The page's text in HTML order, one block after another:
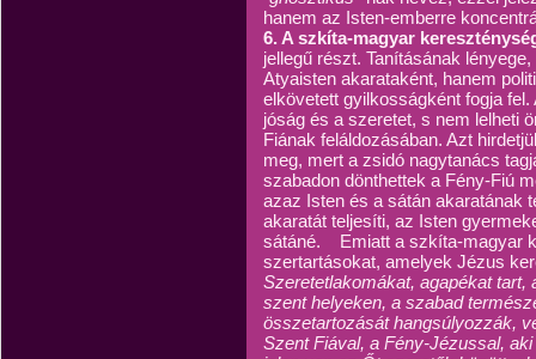
hanem az Isten-emberre
6. A szkíta-magyar
jellegű részt. Tanításának
Atyaisten akarataként, hanem
elkövetett gyilkosságként fogja
jóság és a szeretet, s nem lelheti
Fiának feláldozásában. Azt
meg, mert a zsidó nagytanács
szabadon dönthettek a Fény-Fiú
azaz Isten és a sátán akaratának
akaratát teljesíti, az Isten
sátáné. Emiatt a szkíta-magyar
szertartásokat, amelyek Jézus
Szeretetlakomákat, agapékat
szent helyeken, a szabad
összetartozását hangsúlyozzák,
Szent Fiával, a Fény-Jézussal,